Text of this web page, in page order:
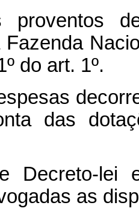
Fazenda
do art. 1º.
das
Decreto-lei
as